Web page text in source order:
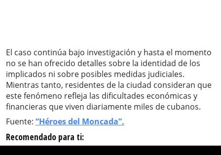
El caso continúa bajo investigación y hasta el momento
no se han ofrecido detalles sobre la identidad de los
implicados ni sobre posibles medidas judiciales.
Mientras tanto, residentes de la ciudad consideran que
este fenómeno refleja las dificultades económicas y
financieras que viven diariamente miles de cubanos.
Fuente: “Héroes del Moncada”.
Recomendado para ti: